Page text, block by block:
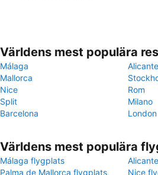
Världens mest populära
Málaga
Alicante
Mallorca
Nice
Rom
Split
Milano
Barcelona
London
Världens mest populära
Málaga flygplats
Palma de Mallorca flygplats
Nice